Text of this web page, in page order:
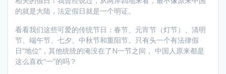
的就是大陆，法定假日就是一个明证。
看看我们这些可爱的传统节日：春节、元宵节（灯节）、清明
节、端午节、七夕、中秋节和重阳节。只有头一个有法律假
日“地位”，其他统统的淹没在了N一节之间， 中国人原来都是
这么喜欢“一”的吗？